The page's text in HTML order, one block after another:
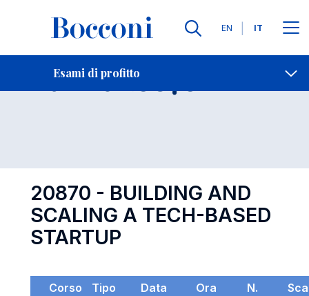
Lingue
EN IT
Esami di profitto
Contatti
Esame 20870 Open
20870 - BUILDING AND
SCALING A TECH-BASED
STARTUP
Corso
Tipo Data Ora
N.